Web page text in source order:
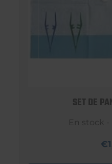
SET DE
En stock -